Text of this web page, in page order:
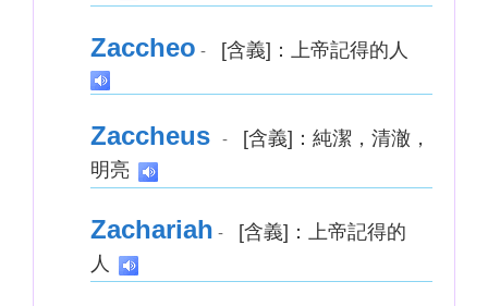
Zaccheo - [含義]：上帝記得的人
Zaccheus -
[含義]：純潔，清澈，
明亮
Zachariah -
[含義]：上帝記得的
人